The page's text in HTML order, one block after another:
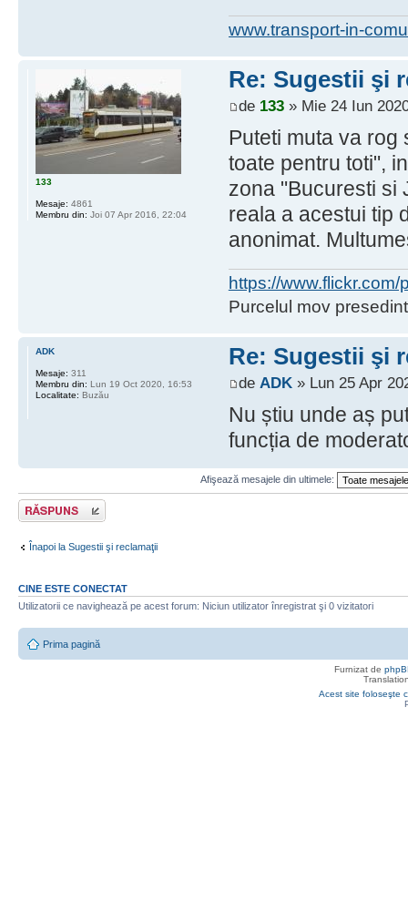
www.transport-in-
Re: Sugestii şi
de 133» Mie 24 Iun
Puteti muta va
toate pentru toti",
zona "Bucuresti si
reala a acestui tip
anonimat.
https://
Purcelul mov
133
Mesaje: 4861
Membru din: Joi 07 Apr 2016, 22:04
Re: Sugestii şi
de ADK» Lun 25 Apr
Nu știu unde aș
funcția de
ADK
Mesaje: 311
Membru din: Lun 19 Oct 2020, 16:53
Localitate: Buzău
Afişează mesajele din ultimele:
Răspunde
Înapoi la Sugestii şi reclamaţii
CINE ESTE CONECTAT
Utilizatorii ce navighează pe acest forum: Niciun utilizator înregistrat şi 0 vizitatori
Prima pagină
Furnizat de
Acest site foloseşte